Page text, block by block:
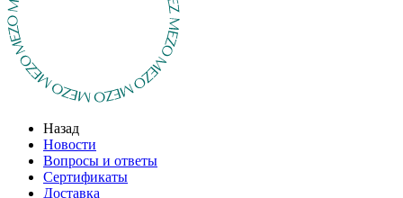
Назад
Новости
Вопросы и ответы
Сертификаты
Доставка